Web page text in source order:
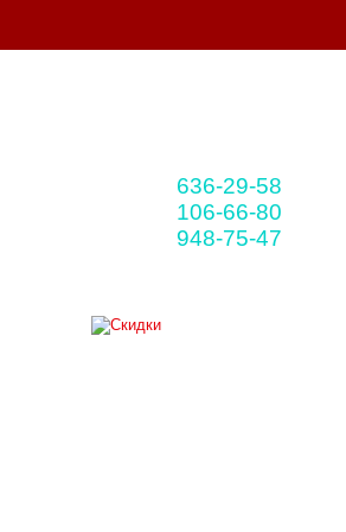
636-29-58
106-66-80
948-75-47